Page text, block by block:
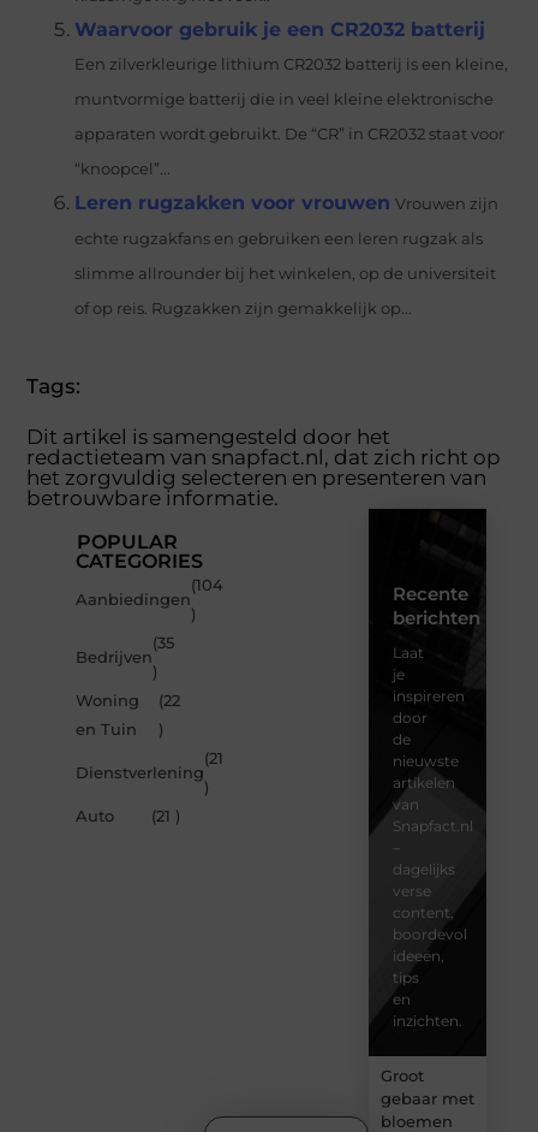
Waarvoor gebruik je een CR2032 batterij
Een zilverkleurige lithium CR2032 batterij is een kleine,
muntvormige batterij die in veel kleine elektronische
apparaten wordt gebruikt. De “CR” in CR2032 staat voor
“knoopcel”...
Leren rugzakken voor vrouwen Vrouwen zijn
echte rugzakfans en gebruiken een leren rugzak als
slimme allrounder bij het winkelen, op de universiteit
of op reis. Rugzakken zijn gemakkelijk op...
Tags:
Dit artikel is samengesteld door het
redactieteam van snapfact.nl, dat zich richt op
het zorgvuldig selecteren en presenteren van
betrouwbare informatie.
POPULAR
CATEGORIES
Aanbiedingen
(104
)
Bedrijven
(35
)
Woning
en Tuin
(22
)
Dienstverlening
(21
)
Auto
(21 )
Recente
berichten
Laat
je
inspireren
door
de
nieuwste
artikelen
van
Snapfact.nl
–
dagelijks
verse
content,
boordevol
ideeën,
tips
en
inzichten.
Groot
gebaar met
bloemen